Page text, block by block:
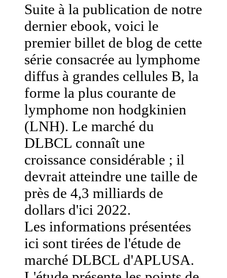
Suite à la publication de notre
dernier ebook, voici le
premier billet de blog de cette
série consacrée au lymphome
diffus à grandes cellules B, la
forme la plus courante de
lymphome non hodgkinien
(LNH). Le marché du
DLBCL connaît une
croissance considérable ; il
devrait atteindre une taille de
près de 4,3 milliards de
dollars d'ici 2022.
Les informations présentées
ici sont tirées de l'étude de
marché DLBCL d'APLUSA.